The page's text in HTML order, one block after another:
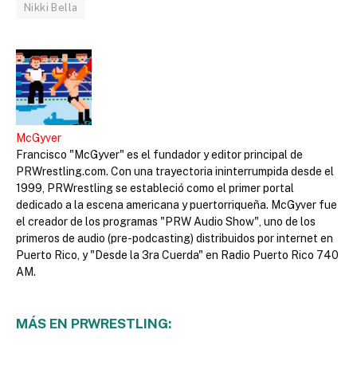
Nikki Bella
McGyver
Francisco "McGyver" es el fundador y editor principal de
PRWrestling.com. Con una trayectoria ininterrumpida desde el
1999, PRWrestling se estableció como el primer portal
dedicado a la escena americana y puertorriqueña. McGyver fue
el creador de los programas "PRW Audio Show", uno de los
primeros de audio (pre-podcasting) distribuidos por internet en
Puerto Rico, y "Desde la 3ra Cuerda" en Radio Puerto Rico 740
AM.
MÁS EN PRWRESTLING: